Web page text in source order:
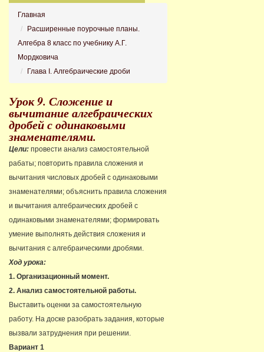
Главная
Расширенные поурочные планы.
Алгебра 8 класс по учебнику А.Г.
Мордковича
Глава I. Алгебраические дроби
Урок 9. Сложение и
вычитание алгебраических
дробей с одинаковыми
знаменателями.
Цели: провести анализ самостоятельной
рабаты; повторить правила сложения и
вычитания числовых дробей с одинаковыми
знаменателями; объяснить правила сложения
и вычитания алгебраических дробей с
одинаковыми знаменателями; формировать
умение выполнять действия сложения и
вычитания с алгебраическими дробями.
Ход урока:
1. Организационный момент.
2. Анализ самостоятельной работы.
Выставить оценки за самостоятельную
работу. На доске разобрать задания, которые
вызвали затруднения при решении.
Вариант 1